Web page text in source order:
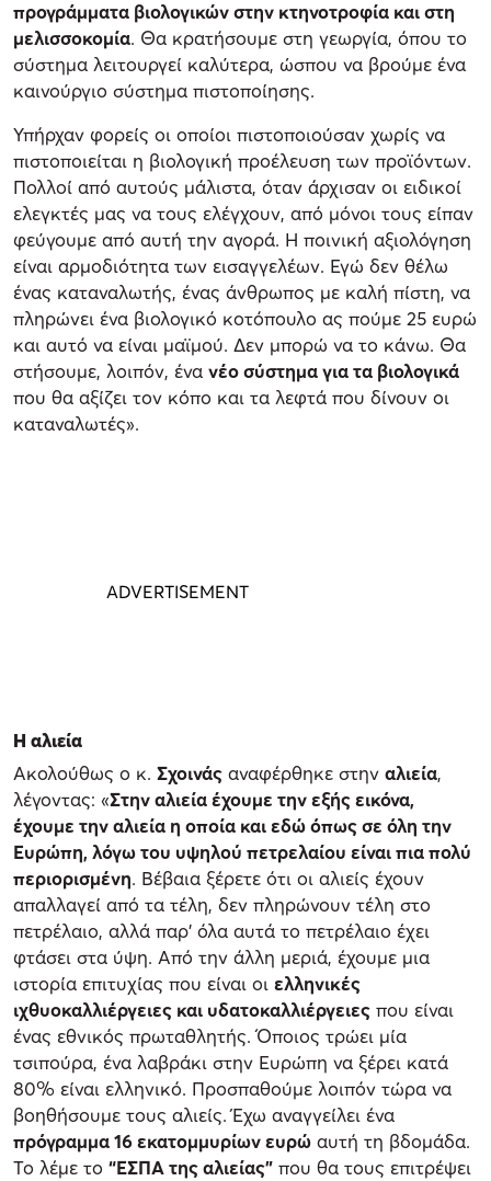
προγράμματα βιολογικών στην κτηνοτροφία και στη
μελισσοκομία. Θα κρατήσουμε στη γεωργία, όπου το
σύστημα λειτουργεί καλύτερα, ώσπου να βρούμε ένα
καινούργιο σύστημα πιστοποίησης.
Υπήρχαν φορείς οι οποίοι πιστοποιούσαν χωρίς να
πιστοποιείται η βιολογική προέλευση των προϊόντων.
Πολλοί από αυτούς μάλιστα, όταν άρχισαν οι ειδικοί
ελεγκτές μας να τους ελέγχουν, από μόνοι τους είπαν
φεύγουμε από αυτή την αγορά. Η ποινική αξιολόγηση
είναι αρμοδιότητα των εισαγγελέων. Εγώ δεν θέλω
ένας καταναλωτής, ένας άνθρωπος με καλή πίστη, να
πληρώνει ένα βιολογικό κοτόπουλο ας πούμε 25 ευρώ
και αυτό να είναι μαϊμού. Δεν μπορώ να το κάνω. Θα
στήσουμε, λοιπόν, ένα νέο σύστημα για τα βιολογικά
που θα αξίζει τον κόπο και τα λεφτά που δίνουν οι
καταναλωτές».
Η αλιεία
Ακολούθως ο κ. Σχοινάς αναφέρθηκε στην αλιεία,
λέγοντας: «Στην αλιεία έχουμε την εξής εικόνα,
έχουμε την αλιεία η οποία και εδώ όπως σε όλη την
Ευρώπη, λόγω του υψηλού πετρελαίου είναι πια πολύ
περιορισμένη. Βέβαια ξέρετε ότι οι αλιείς έχουν
απαλλαγεί από τα τέλη, δεν πληρώνουν τέλη στο
πετρέλαιο, αλλά παρ’ όλα αυτά το πετρέλαιο έχει
φτάσει στα ύψη. Από την άλλη μεριά, έχουμε μια
ιστορία επιτυχίας που είναι οι ελληνικές
ιχθυοκαλλιέργειες και υδατοκαλλιέργειες που είναι
ένας εθνικός πρωταθλητής. Όποιος τρώει μία
τσιπούρα, ένα λαβράκι στην Ευρώπη να ξέρει κατά
80% είναι ελληνικό. Προσπαθούμε λοιπόν τώρα να
βοηθήσουμε τους αλιείς. Έχω αναγγείλει ένα
πρόγραμμα 16 εκατομμυρίων ευρώ αυτή τη βδομάδα.
Το λέμε το “ΕΣΠΑ της αλιείας” που θα τους επιτρέψει